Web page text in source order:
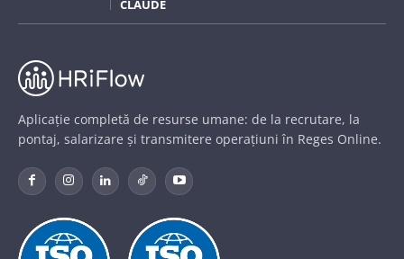
CLAUDE
Aplicație completă de resurse umane: de la recrutare, la
pontaj, salarizare și transmitere operațiuni în Reges Online.